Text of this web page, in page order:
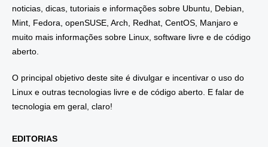
noticias, dicas, tutoriais e informações sobre Ubuntu, Debian,
Mint, Fedora, openSUSE, Arch, Redhat, CentOS, Manjaro e
muito mais informações sobre Linux, software livre e de código
aberto.
O principal objetivo deste site é divulgar e incentivar o uso do
Linux e outras tecnologias livre e de código aberto. E falar de
tecnologia em geral, claro!
EDITORIAS